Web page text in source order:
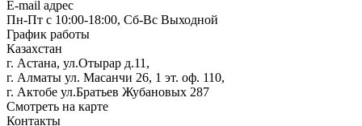
E-mail адрес
Пн-Пт с 10:00-18:00, Сб-Вс Выходной
График работы
Казахстан
г. Астана, ул.Отырар д.11,
г. Алматы ул. Масанчи 26, 1 эт. оф. 110,
г. Актобе ул.Братьев Жубановых 287
Смотреть на карте
Контакты